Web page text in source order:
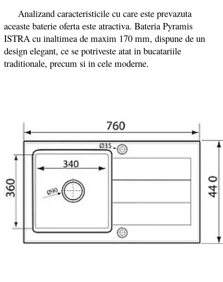
Analizand caracteristicile cu care este prevazuta
aceaste baterie oferta este atractiva. Bateria Pyramis
ISTRA cu inaltimea de maxim 170 mm, dispune de un
design elegant, ce se potriveste atat in bucatariile
traditionale, precum si in cele moderne.